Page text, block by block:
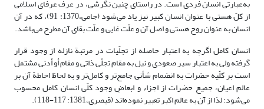
به‌عبارتی انسان فردی است. در راستای چنین نگرشی، در عرف عرفای اسلامی
از کلّ هستی با عنوان انسان کبیر نیز یاد می‌شود (جامی،1370: 91)، که در آن
انسان به عنوان روح هستی و اصل آن و علّت غایی و علّت بقای آن مطرح می‌باشد.
انسان کامل اگرچه به اعتبار حاصله از تجلّیات در مرتبة نازله از وجود قرار
گرفته ولی به اعتبار سیر صعودی و نیل به مقام تجلّی ذاتی و مقام أو أدنی مشتمل
است بر کلّیه حضرات به انضمام شأنی جامع‌تر و کامل‌تر و به لحاظ احاطة آن بر
عالم اعیان، جمیع حضرات از اجزاء و ابعاضِ وجود کلّی انسان کامل محسوب
می‌شود؛ لذا از آن به عالم اکبر تعبیر نموده‌اند (قیصری،1381: 117-118).